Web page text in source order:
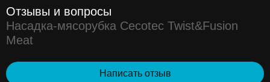
Отзывы и вопросы
Насадка-мясорубка Cecotec Twist&Fusion
Meat
Написать отзыв